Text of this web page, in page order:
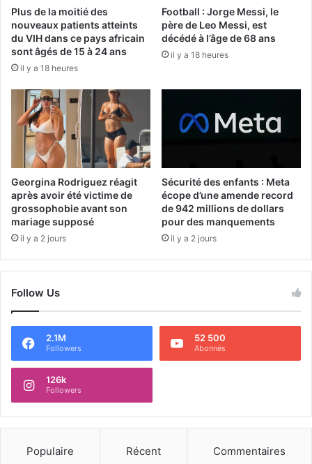
Plus de la moitié des
nouveaux patients atteints
du VIH dans ce pays africain
sont âgés de 15 à 24 ans
il y a 18 heures
Football : Jorge Messi, le
père de Leo Messi, est
décédé à l’âge de 68 ans
il y a 18 heures
Georgina Rodriguez réagit
après avoir été victime de
grossophobie avant son
mariage supposé
il y a 2 jours
Sécurité des enfants : Meta
écope d’une amende record
de 942 millions de dollars
pour des manquements
il y a 2 jours
Follow Us
2.1M
Followers
52 500
Abonnés
126k
Followers
Populaire Récent Commentaires